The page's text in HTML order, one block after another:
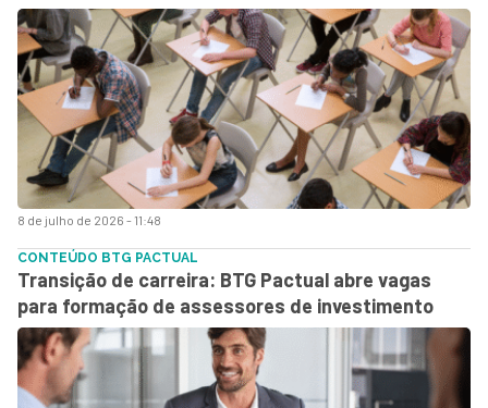
8 de julho de 2026 - 11:48
CONTEÚDO BTG PACTUAL
Transição de carreira: BTG Pactual abre vagas
para formação de assessores de investimento